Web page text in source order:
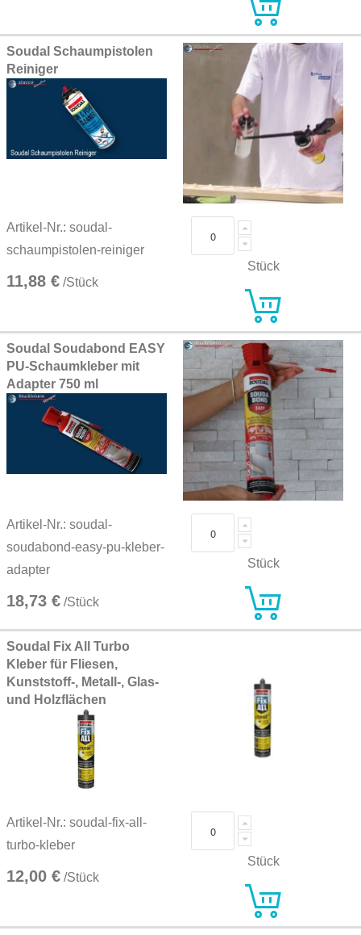
Soudal Schaumpistolen
Reiniger
Artikel-Nr.: soudal-
schaumpistolen-reiniger
11,88 € /Stück
Stück
Soudal Soudabond EASY
PU-Schaumkleber mit
Adapter 750 ml
Artikel-Nr.: soudal-
soudabond-easy-pu-kleber-
adapter
18,73 € /Stück
Stück
Soudal Fix All Turbo
Kleber für Fliesen,
Kunststoff-, Metall-, Glas-
und Holzflächen
Artikel-Nr.: soudal-fix-all-
turbo-kleber
12,00 € /Stück
Stück